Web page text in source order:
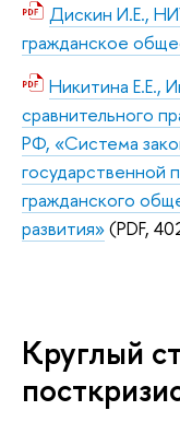
Дискин И.Е.,
гражданское
Никитина Е.Е.,
сравнительного
РФ, «Система
государственной
гражданского
развития»(PDF,
Круглый